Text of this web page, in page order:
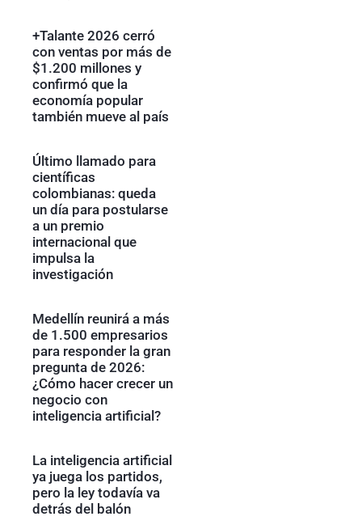
+Talante 2026 cerró
con ventas por más de
$1.200 millones y
confirmó que la
economía popular
también mueve al país
Último llamado para
científicas
colombianas: queda
un día para postularse
a un premio
internacional que
impulsa la
investigación
Medellín reunirá a más
de 1.500 empresarios
para responder la gran
pregunta de 2026:
¿Cómo hacer crecer un
negocio con
inteligencia artificial?
La inteligencia artificial
ya juega los partidos,
pero la ley todavía va
detrás del balón